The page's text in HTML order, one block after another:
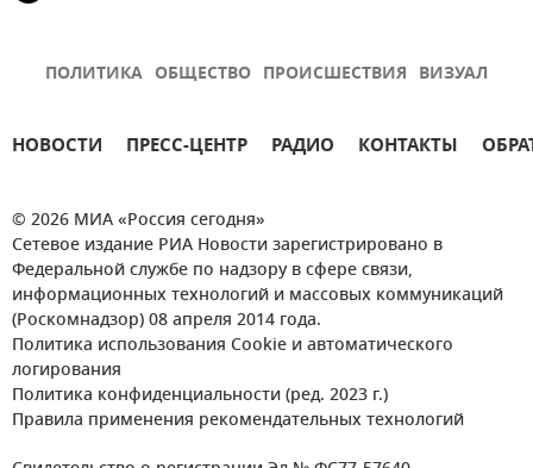
ПОЛИТИКА ОБЩЕСТВО ПРОИСШЕСТВИЯ ВИЗУАЛ
НОВОСТИ ПРЕСС-ЦЕНТР РАДИО КОНТАКТЫ
© 2026 МИА «Россия сегодня»
Сетевое издание РИА Новости зарегистрировано в
Федеральной службе по надзору в сфере связи,
информационных технологий и массовых коммуникаций
(Роскомнадзор) 08 апреля 2014 года.
Политика использования Cookie и автоматического
логирования
Политика конфиденциальности (ред. 2023 г.)
Правила применения рекомендательных технологий